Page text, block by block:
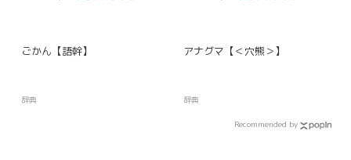
ごかん【語幹】
辞典
アナグマ【＜穴熊＞】
辞典
Recommended by